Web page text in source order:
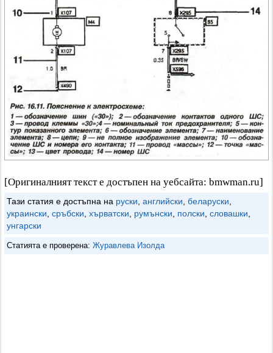
[Оригиналният текст е достъпен на уебсайта: bmwman.ru]
Тази статия е достъпна на руски английски беларуски
украински сръбски хърватски румънски полски словашки
унгарски
Статията е проверена: Журавлева Изолда